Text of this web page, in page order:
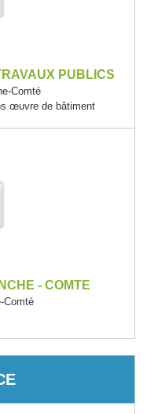
PUBLICS
Comté
œuvre de bâtiment
- COMTE
Comté